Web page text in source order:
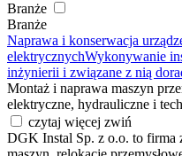
Branże
Branże
Naprawa i konserwacja
elektrycznychWykonywanie
inżynierii i związane z nią
Montaż i naprawa maszyn
elektryczne, hydrauliczne i
czytaj więcej zwiń
DGK Instal Sp. z o.o. to firma